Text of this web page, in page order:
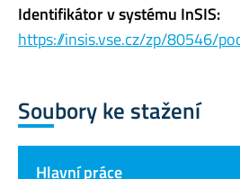
Identifikátor v systému InSIS:
https://insis.vse.cz/zp/80546/
Soubory ke stažení
Hlavní práce